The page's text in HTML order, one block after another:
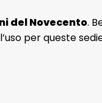
del Novecento.
per queste